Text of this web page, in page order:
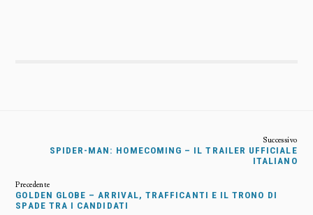
SPIDER-MAN: HOMECOMING – IL TRAILER UFFICIALE
ITALIANO
GOLDEN GLOBE – ARRIVAL, TRAFFICANTI E IL TRONO DI
SPADE TRA I CANDIDATI